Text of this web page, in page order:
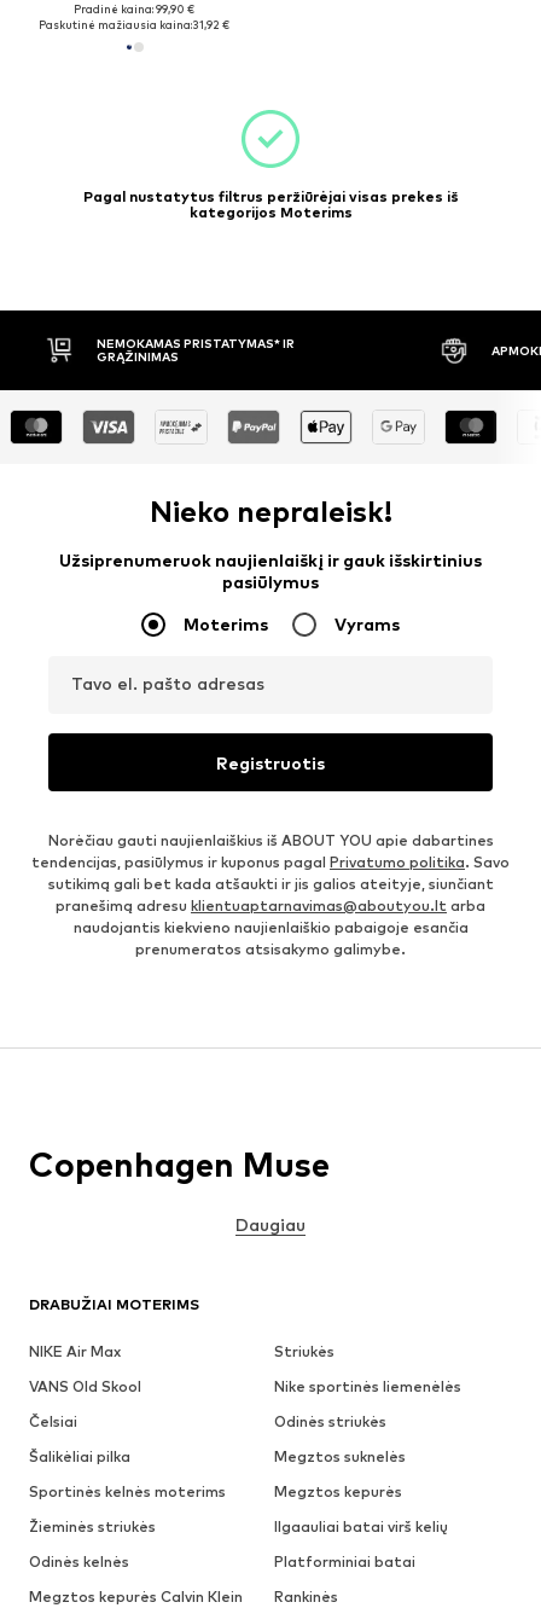
Pradinė kaina: 99,90 €
Paskutinė mažiausia kaina:31,92 €
Pagal nustatytus filtrus peržiūrėjai visas prekes iš
kategorijos Moterims
APMOKĖJIMAS PRISTAČIUS 30 DIENŲ
Nieko nepraleisk!
Užsiprenumeruok naujienlaiškį ir gauk išskirtinius
pasiūlymus
Moterims Vyrams
Tavo el. pašto adresas
Registruotis
Norėčiau gauti naujienlaiškius iš ABOUT YOU apie dabartines
tendencijas, pasiūlymus ir kuponus pagal Privatumo politika. Savo
sutikimą gali bet kada atšaukti ir jis galios ateityje, siunčiant
pranešimą adresu klientuaptarnavimas@aboutyou.lt arba
naudojantis kiekvieno naujienlaiškio pabaigoje esančia
prenumeratos atsisakymo galimybe.
DRABUŽIAI MOTERIMS
NIKE Air Max
Striukės
VANS Old Skool
Nike sportinės liemenėlės
Čelsiai
Odinės striukės
Šalikėliai pilka
Megztos suknelės
Sportinės kelnės moterims
Megztos kepurės
Žieminės striukės
Ilgaauliai batai virš kelių
Odinės kelnės
Platforminiai batai
Megztos kepurės Calvin Klein
Rankinės
Copenhagen Muse
Daugiau